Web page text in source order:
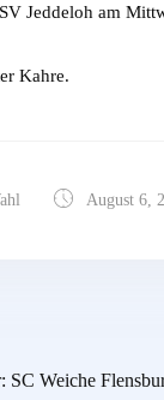
Jeddeloh am
Kahre.
August 6,
SC Weiche